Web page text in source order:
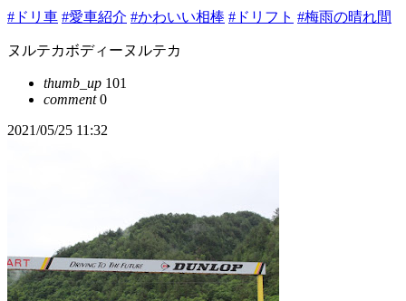
#ドリ車 #愛車紹介 #かわいい相棒 #ドリフト #梅雨の晴れ間
ヌルテカボディーヌルテカ
thumb_up 101
comment0
2021/05/25 11:32